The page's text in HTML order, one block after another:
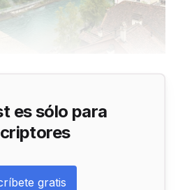
es sólo para
gratis